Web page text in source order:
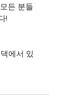
든 분들
!
에서 있